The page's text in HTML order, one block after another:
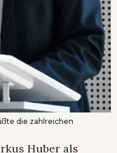
die zahlreichen
Huber als